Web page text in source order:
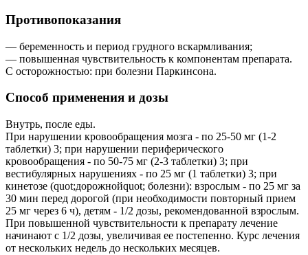
Противопоказания
— беременность и период грудного вскармливания;
— повышенная чувствительность к компонентам препарата.
С осторожностью: при болезни Паркинсона.
Способ применения и дозы
Внутрь, после еды.
При нарушении кровообращения мозга - по 25-50 мг (1-2
таблетки) 3; при нарушении периферического
кровообращения - по 50-75 мг (2-3 таблетки) 3; при
вестибулярных нарушениях - по 25 мг (1 таблетки) 3; при
кинетозе (quot;дорожнойquot; болезни): взрослым - по 25 мг за
30 мин перед дорогой (при необходимости повторный прием
25 мг через 6 ч), детям - 1/2 дозы, рекомендованной взрослым.
При повышенной чувствительности к препарату лечение
начинают с 1/2 дозы, увеличивая ее постепенно. Курс лечения
от нескольких недель до нескольких месяцев.